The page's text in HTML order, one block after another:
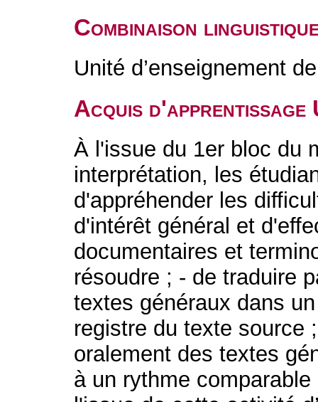
Combinaison
Unité d’enseignement
Acquis d'apprentissage
À l'issue du 1er bloc du
interprétation, les
d'appréhender les
d'intérêt général et
documentaires et
résoudre ; - de traduire
textes généraux dans
registre du texte source
oralement des textes
à un rythme